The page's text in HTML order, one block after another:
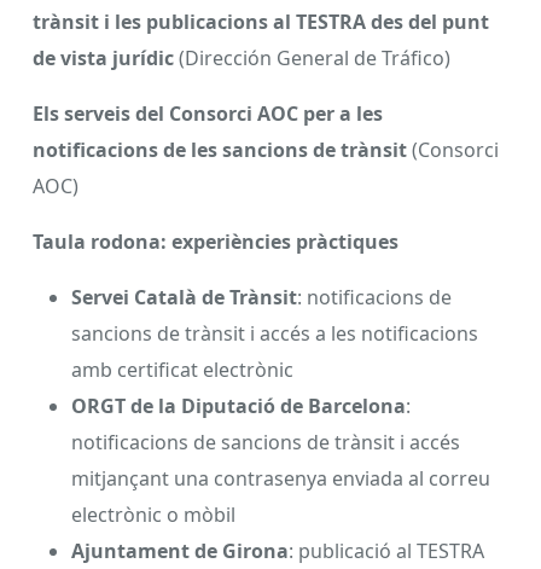
trànsit i les publicacions al TESTRA des del punt
de vista jurídic(Dirección General de Tráfico)
Els serveis del Consorci AOC per a les
notificacions de les sancions de trànsit(Consorci
AOC)
Taula rodona: experiències pràctiques
Servei Català de Trànsit: notificacions de
sancions de trànsit i accés a les notificacions
amb certificat electrònic
ORGT de la Diputació de Barcelona:
notificacions de sancions de trànsit i accés
mitjançant una contrasenya enviada al correu
electrònic o mòbil
Ajuntament de Girona: publicació al TESTRA